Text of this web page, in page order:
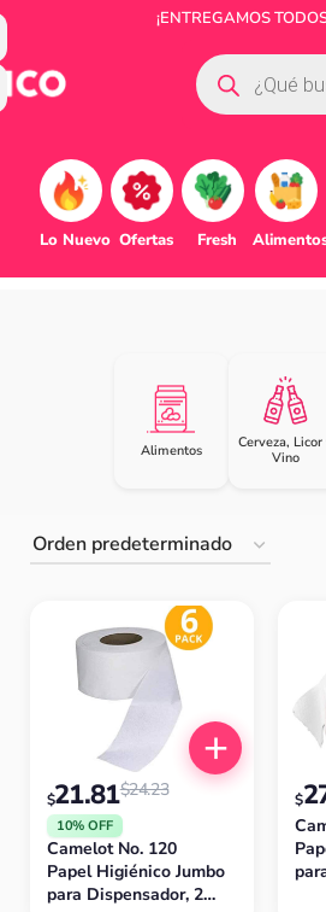
¡ENTREGAMOS
Lo Nuevo Ofertas Fresh
Alimentos
Cerveza, Licor
Vino
Camelot No. 120
Papel Higiénico Jumbo
para Dispensador, 2
$24.23
$21.81
10% OFF
$